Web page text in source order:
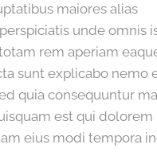
maiores alias
unde omnis
rem aperiam
sunt explicabo nemo
quia consequuntur
est qui dolorem
eius modi tempora